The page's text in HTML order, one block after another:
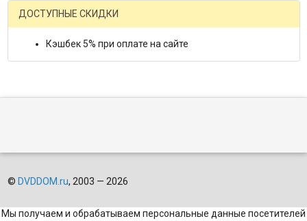
ДОСТУПНЫЕ СКИДКИ
Кэшбек 5% при оплате на сайте
© DVDDOM.ru, 2003 — 2026
Мы получаем и обрабатываем персональные данные посетителей